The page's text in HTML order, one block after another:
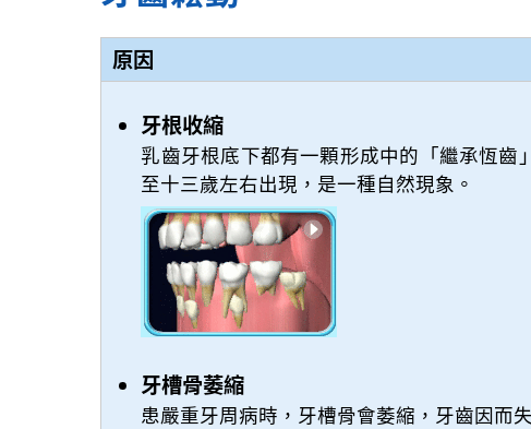
原因
牙根收縮
乳齒牙根底下都有一顆形成中的「繼承恆
至十三歲左右出現，是一種自然現象。
牙槽骨萎縮
患嚴重牙周病時，牙槽骨會萎縮，牙齒因而